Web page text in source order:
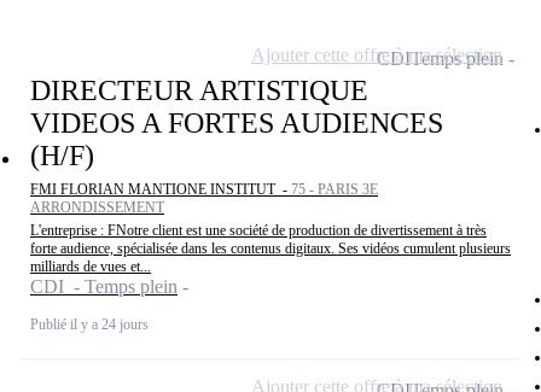
DIRECTEUR ARTISTIQUE
VIDEOS A FORTES AUDIENCES
(H/F)
FMI FLORIAN MANTIONE INSTITUT - 75 - PARIS 3E
ARRONDISSEMENT
L'entreprise : FNotre client est une société de production de divertissement à très
forte audience, spécialisée dans les contenus digitaux. Ses vidéos cumulent plusieurs
milliards de vues et...
CDI - Temps plein
Publié il y a 24 jours
CDITemps plein
Ajouter cette offre à ma sélection
Ajouter cette offre à ma sélection